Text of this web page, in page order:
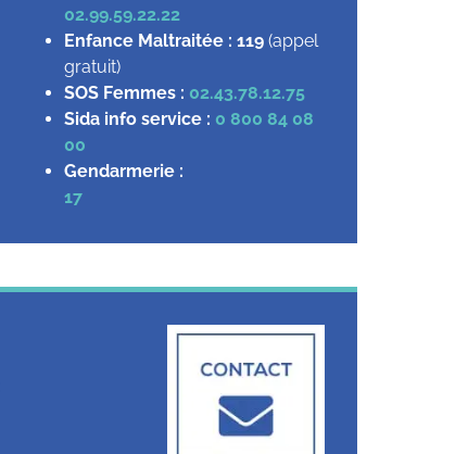
02.99.59.22.22
Enfance Maltraitée : 119(appel
gratuit)
SOS Femmes : 02.43.78.12.75
Sida info service : 0 800 84 08
00
Gendarmerie :
17